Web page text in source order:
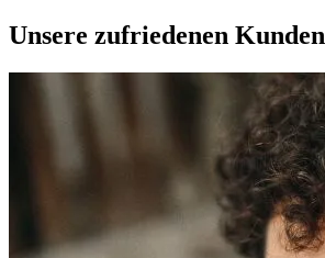
Unsere zufriedenen Kunden